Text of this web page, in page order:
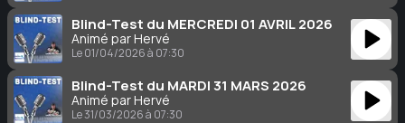
Blind-Test du MERCREDI 01 AVRIL 2026
Animé par Hervé
Le 01/04/2026 à 07:30
Blind-Test du MARDI 31 MARS 2026
Animé par Hervé
Le 31/03/2026 à 07:30